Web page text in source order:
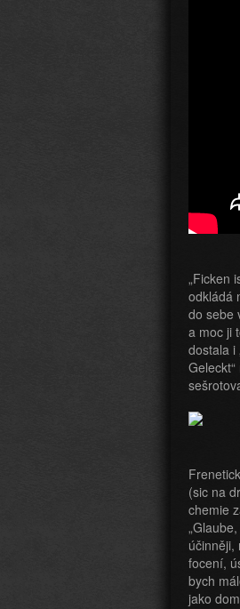
„Ficken
odkládá
do sebe
a moc ji
dostala i
(sic na
chemie
účinněji,
focení,
bych
jako